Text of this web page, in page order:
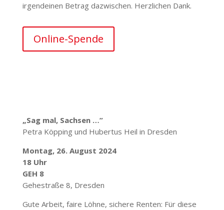
irgend­einen Betrag dazwi­schen. Herz­lichen Dank.
Online-Spende
„Sag mal, Sachsen …”
Petra Köpping und Hubertus Heil in Dresden
Montag, 26. August 2024
18 Uhr
GEH 8
Gehe­straße 8, Dresden
Gute Arbeit, faire Löhne, sichere Renten: Für diese